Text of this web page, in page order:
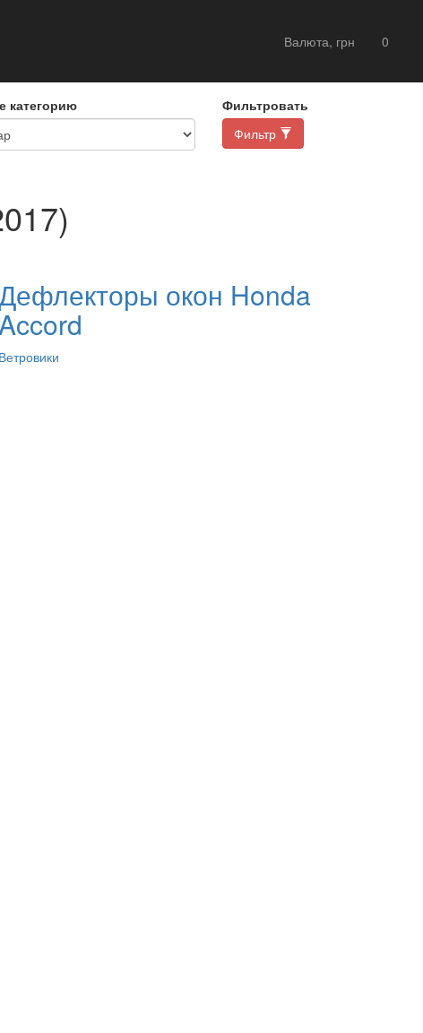
Валюта, грн 0
категорию
Фильтровать
Фильтр
окон Honda
Ветровики